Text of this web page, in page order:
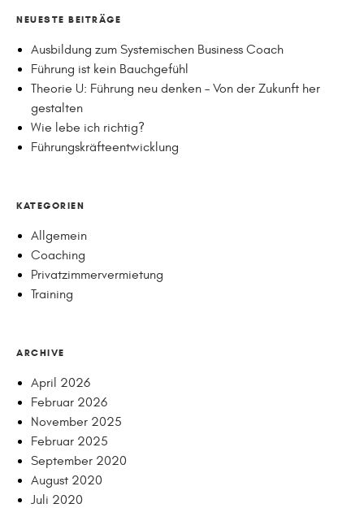
NEUESTE BEITRÄGE
Ausbildung zum Systemischen Business Coach
Führung ist kein Bauchgefühl
Theorie U: Führung neu denken – Von der Zukunft her
gestalten
Wie lebe ich richtig?
Führungskräfteentwicklung
KATEGORIEN
Allgemein
Coaching
Privatzimmervermietung
Training
ARCHIVE
April 2026
Februar 2026
November 2025
Februar 2025
September 2020
August 2020
Juli 2020